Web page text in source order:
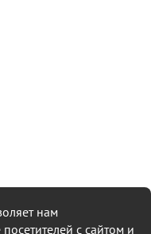
нам
с сайтом и